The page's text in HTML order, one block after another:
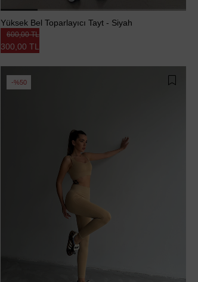
Yüksek Bel Toparlayıcı Tayt - Siyah
300,00 TL
600,00 TL
%50